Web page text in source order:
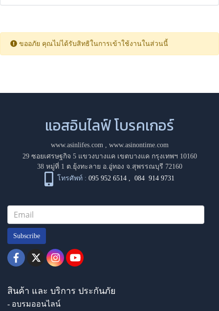
ขออภัย คุณไม่ได้รับสิทธิในการเข้าใช้งานในส่วนนี้
แอสอินไลฟ์ โบรคเกอร์
www.asinlifes.com, www.asinontime.com
29 ซอยเศรษฐกิจ 5 แขวงบางแค เขตบางแค กรุงเทพฯ 10160
38 หมู่ที่ 1 ต.ยุ้งทะลาย อ.อู่ทอง จ.สุพรรณบุรี 72160
โทรศัพท์ : 095 952 6514 ,084 914 9731
Subscribe
สินค้า และ บริการ ประกันภัย
- อบรมออนไลน์